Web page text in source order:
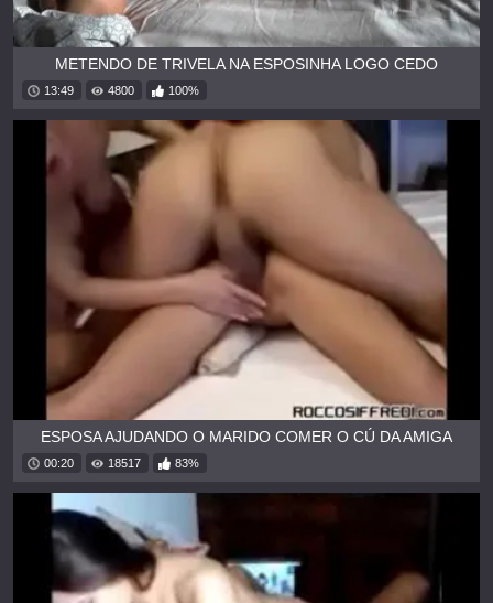
METENDO DE TRIVELA NA ESPOSINHA LOGO CEDO
13:49 4800 100%
ESPOSA AJUDANDO O MARIDO COMER O CÚ DA AMIGA
00:20 18517 83%